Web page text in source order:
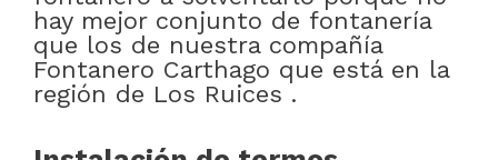
hay mejor conjunto de fontanería
que los de nuestra compañía
Fontanero Carthago que está en la
región de Los Ruices .